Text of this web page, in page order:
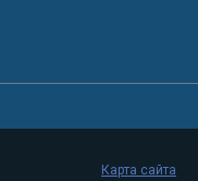
Карта сайта